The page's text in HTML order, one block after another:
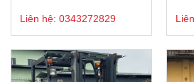
Liên hệ: 0343272829